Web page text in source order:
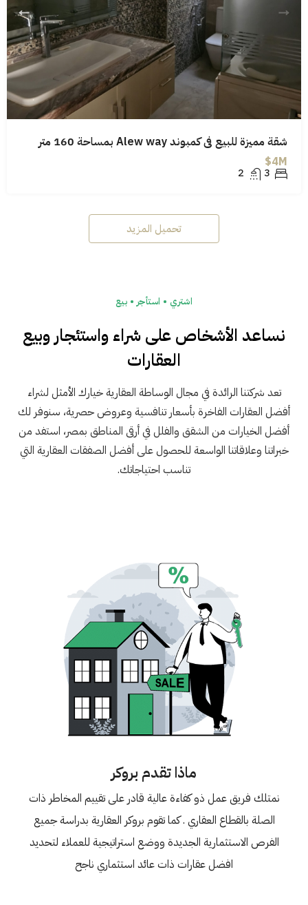
شقة مميزة للبيع فى كمبوند Alew way بمساحة 160 متر
4M$
3
2
تحميل المزيد
اشتري • استأجر • بيع
نساعد الأشخاص على شراء واستئجار وبيع
العقارات
تعد شركتنا الرائدة في مجال الوساطة العقارية خيارك الأمثل لشراء
أفضل العقارات الفاخرة بأسعار تنافسية وعروض حصرية، سنوفر لك
أفضل الخيارات من الشقق والفلل في أرقى المناطق بمصر، استفد من
خبراتنا وعلاقاتنا الواسعة للحصول على أفضل الصفقات العقارية التي
تناسب احتياجاتك.
ماذا تقدم بروكر
نمتلك فريق عمل ذو كفاءة عالية قادر على تقييم المخاطر ذات
الصلة بالقطاع العقاري . كما تقوم بروكر العقارية بدراسة جميع
الفرص الاستثمارية الجديدة ووضع استراتيجية للعملاء لتحديد
افضل عقارات ذات عائد استثماري ناجح